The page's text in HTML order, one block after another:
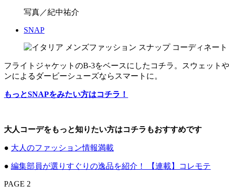
写真／紀中祐介
SNAP
フライトジャケットのB-3をベースにしたコチラ。スウェット
ンによるダービーシューズならスマートに。
もっとSNAPをみたい方はコチラ！
大人コーデをもっと知りたい方はコチラもおすすめです
● 大人のファッション情報満載
● 編集部員が選りすぐりの逸品を紹介！ 【連載】コレモテ
PAGE 2